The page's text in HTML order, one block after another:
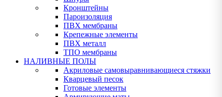
Кронштейны
Пароизоляция
ПВХ мембраны
Крепежные элементы
ПВХ металл
ТПО мембраны
НАЛИВНЫЕ ПОЛЫ
Акриловые самовыравнивающиеся стяжки
Кварцевый песок
Готовые элементы